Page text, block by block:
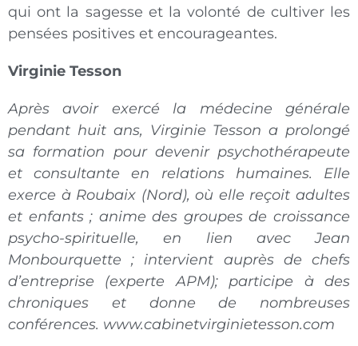
qui ont la sagesse et la volonté de cultiver les
pensées positives et encourageantes.
Virginie Tesson
Après avoir exercé la médecine générale
pendant huit ans, Virginie Tesson a prolongé
sa formation pour devenir psychothérapeute
et consultante en relations humaines. Elle
exerce à Roubaix (Nord), où elle reçoit adultes
et enfants ; anime des groupes de croissance
psycho-spirituelle, en lien avec Jean
Monbourquette ; intervient auprès de chefs
d’entreprise (experte APM); participe à des
chroniques et donne de nombreuses
conférences. www.cabinetvirginietesson.com